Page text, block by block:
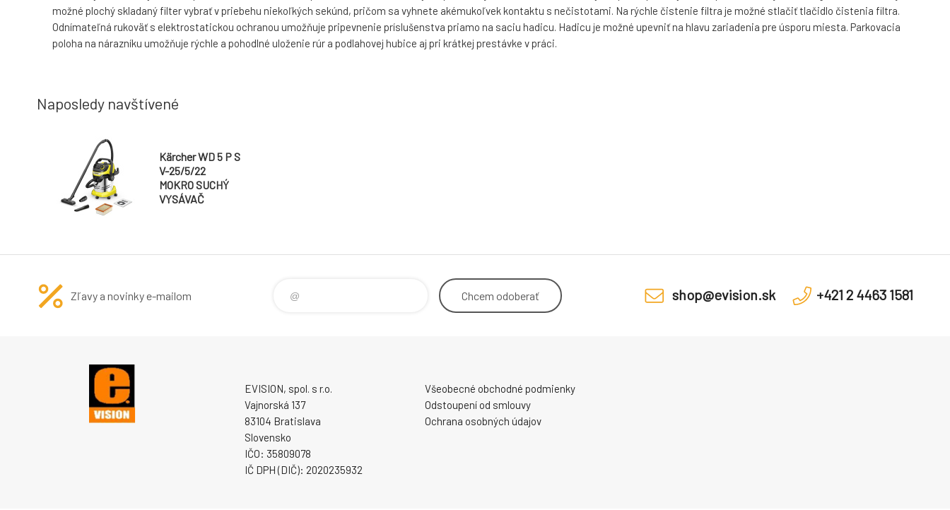
možné plochý skladaný filter vybrať v priebehu niekoľkých sekúnd, pričom sa vyhnete akémukoľvek kontaktu s nečistotami. Na rýchle čistenie filtra je možné stlačiť tlačidlo čistenia filtra.
Odnímateľná rukoväť s elektrostatickou ochranou umožňuje pripevnenie príslušenstva priamo na saciu hadicu. Hadicu je možné upevniť na hlavu zariadenia pre úsporu miesta. Parkovacia
poloha na nárazníku umožňuje rýchle a pohodlné uloženie rúr a podlahovej hubice aj pri krátkej prestávke v práci.
Naposledy navštívené
Kärcher WD 5 P S
V-25/5/22
MOKRO SUCHÝ
VYSÁVAČ
Zľavy a novinky e-mailom Chcem odoberať shop@evision.sk +421 2 4463 1581
EVISION, spol. s r.o.
Vajnorská 137
83104 Bratislava
Slovensko
IČO: 35809078
IČ DPH (DIČ): 2020235932
Všeobecné obchodné podmienky
Odstoupení od smlouvy
Ochrana osobných údajov